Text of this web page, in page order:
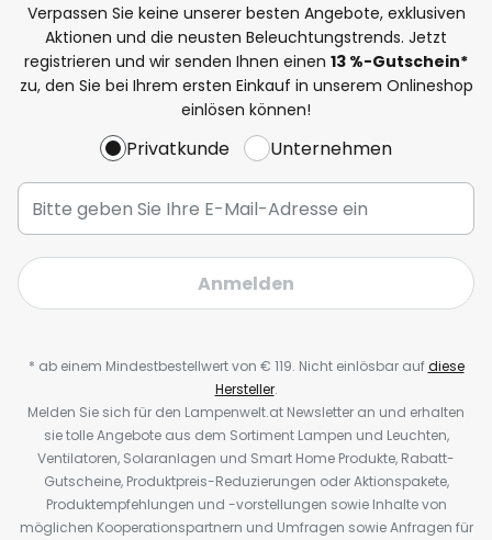
Verpassen Sie keine unserer besten Angebote, exklusiven
Aktionen und die neusten Beleuchtungstrends. Jetzt
registrieren und wir senden Ihnen einen 13 %-Gutschein*
zu, den Sie bei Ihrem ersten Einkauf in unserem Onlineshop
einlösen können!
Privatkunde Unternehmen
Anmelden
* ab einem Mindestbestellwert von € 119. Nicht einlösbar aufdiese
Hersteller.
Melden Sie sich für den Lampenwelt.at Newsletter an und erhalten
sie tolle Angebote aus dem Sortiment Lampen und Leuchten,
Ventilatoren, Solaranlagen und Smart Home Produkte, Rabatt-
Gutscheine, Produktpreis-Reduzierungen oder Aktionspakete,
Produktempfehlungen und -vorstellungen sowie Inhalte von
möglichen Kooperationspartnern und Umfragen sowie Anfragen für